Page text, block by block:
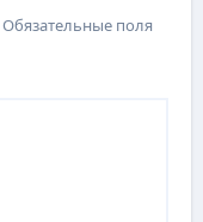
Обязательные поля